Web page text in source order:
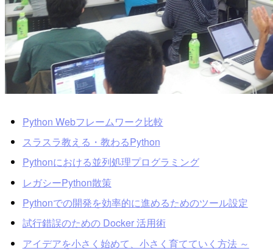
Python Webフレームワーク比較
スラスラ教える・教わるPython
Pythonにおける並列処理プログラミング
レガシーPython散策
Pythonでの開発を効率的に進めるためのツール設定
試行錯誤のための Docker 活用術
アイデアを小さく始めて、小さく育てていく方法 ～